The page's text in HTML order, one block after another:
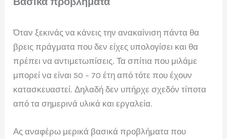
Όταν ξεκινάς να κάνεις την ανακαίνιση πάντα θα
βρεις πράγματα που δεν είχες υπολογίσει και θα
πρέπει να αντιμετωπίσεις. Τα σπίτια που μιλάμε
μπορεί να είναι 50 – 70 έτη από τότε που έχουν
κατασκευαστεί. Δηλαδή δεν υπήρχε σχεδόν τίποτα
από τα σημερινά υλικά και εργαλεία.
Ας αναφέρω μερικά βασικά προβλήματα που